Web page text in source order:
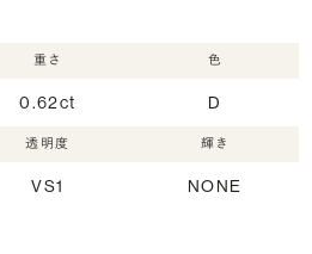
重さ
0.62ct
色
D
透明度
VS1
輝き
NONE